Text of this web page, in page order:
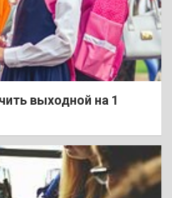
выходной на 1